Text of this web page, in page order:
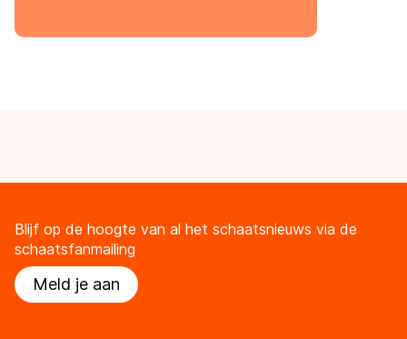
Blijf op de hoogte van al het schaatsnieuws via de
schaatsfanmailing
Meld je aan